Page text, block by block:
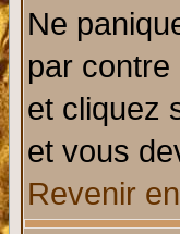
Ne
par
et cliquez
et vous
Revenir